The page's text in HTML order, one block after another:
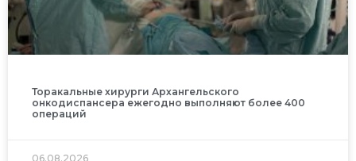
Торакальные хирурги Архангельского
онкодиспансера ежегодно выполняют более 400
операций
06.08.2026